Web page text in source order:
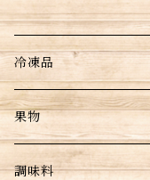
冷凍品
果物
調味料